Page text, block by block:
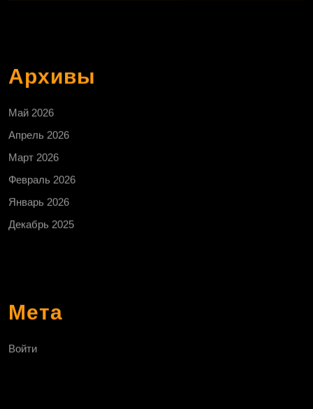
Архивы
Май 2026
Апрель 2026
Март 2026
Февраль 2026
Январь 2026
Декабрь 2025
Мета
Войти